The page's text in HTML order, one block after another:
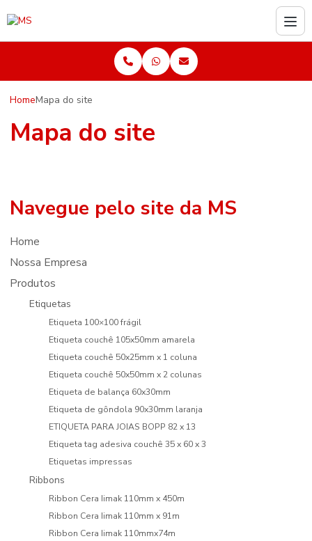
HomeMapa do site
Mapa do site
Navegue pelo site da MS
Home
Nossa Empresa
Produtos
Etiquetas
Etiqueta 100×100 frágil
Etiqueta couchê 105x50mm amarela
Etiqueta couchê 50x25mm x 1 coluna
Etiqueta couchê 50x50mm x 2 colunas
Etiqueta de balança 60x30mm
Etiqueta de gôndola 90x30mm laranja
ETIQUETA PARA JOIAS BOPP 82 x 13
Etiqueta tag adesiva couchê 35 x 60 x 3
Etiquetas impressas
Ribbons
Ribbon Cera Iimak 110mm x 450m
Ribbon Cera Iimak 110mm x 91m
Ribbon Cera Iimak 110mmx74m